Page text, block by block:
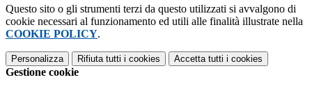
Questo sito o gli strumenti terzi da questo utilizzati si avvalgono di
cookie necessari al funzionamento ed utili alle finalità illustrate nella
COOKIE POLICY.
Personalizza Rifiuta tutti i cookies Accetta tutti i cookies
Gestione cookie